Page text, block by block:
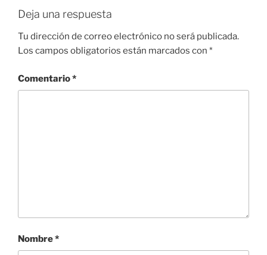
Deja una respuesta
Tu dirección de correo electrónico no será publicada.
Los campos obligatorios están marcados con *
Comentario*
Nombre*